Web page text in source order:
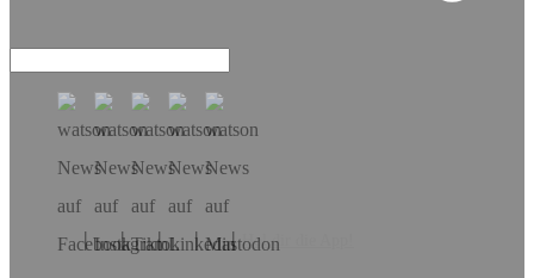
Hol dir die App!